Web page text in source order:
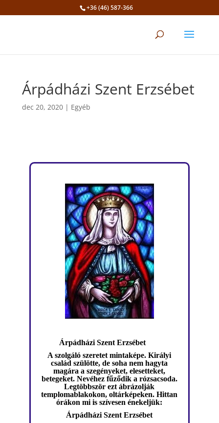
+36 (46) 587-366
Árpádházi Szent Erzsébet
dec 20, 2020| Egyéb
Árpádházi Szent Erzsébet
A szolgáló szeretet mintaképe. Királyi
család szülötte, de soha nem hagyta
magára a szegényeket, elesetteket,
betegeket. Nevéhez fűződik a rózsacsoda.
Legtöbbször ezt ábrázolják
templomablakokon, oltárképeken. Hittan
órákon mi is szívesen énekeljük:
Árpádházi Szent Erzsébet